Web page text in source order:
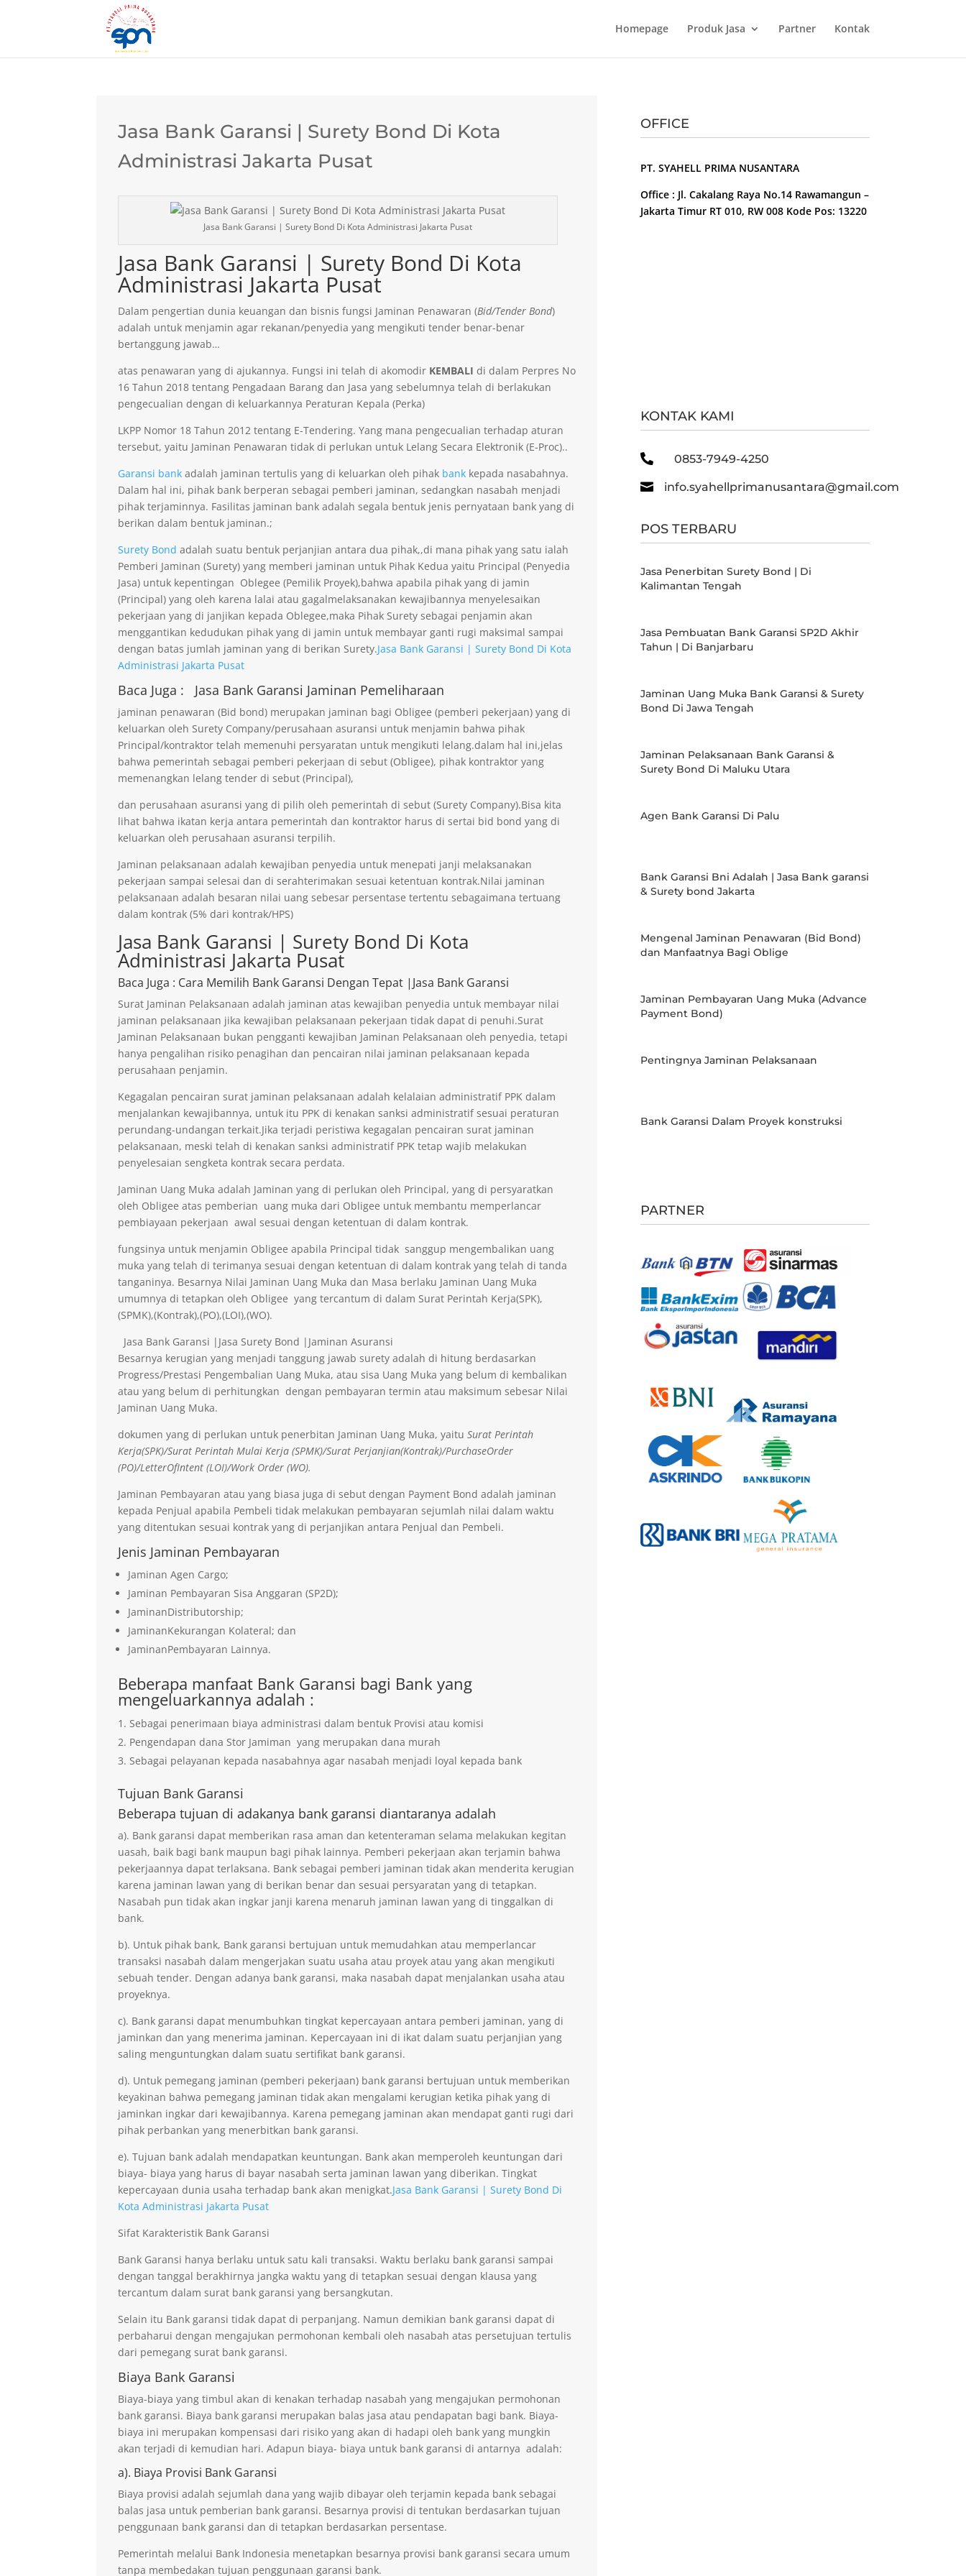
Homepage Produk Jasa Partner Kontak
Jasa Bank Garansi | Surety Bond Di Kota
Administrasi Jakarta Pusat
Jasa Bank Garansi | Surety Bond Di Kota Administrasi Jakarta Pusat
Jasa Bank Garansi | Surety Bond Di Kota
Administrasi Jakarta Pusat
Dalam pengertian dunia keuangan dan bisnis fungsi Jaminan Penawaran (Bid/Tender Bond)
adalah untuk menjamin agar rekanan/penyedia yang mengikuti tender benar-benar
bertanggung jawab…
atas penawaran yang di ajukannya. Fungsi ini telah di akomodir KEMBALI di dalam Perpres No
16 Tahun 2018 tentang Pengadaan Barang dan Jasa yang sebelumnya telah di berlakukan
pengecualian dengan di keluarkannya Peraturan Kepala (Perka)
LKPP Nomor 18 Tahun 2012 tentang E-Tendering. Yang mana pengecualian terhadap aturan
tersebut, yaitu Jaminan Penawaran tidak di perlukan untuk Lelang Secara Elektronik (E-Proc)..
Garansi bank adalah jaminan tertulis yang di keluarkan oleh pihak bank kepada nasabahnya.
Dalam hal ini, pihak bank berperan sebagai pemberi jaminan, sedangkan nasabah menjadi
pihak terjaminnya. Fasilitas jaminan bank adalah segala bentuk jenis pernyataan bank yang di
berikan dalam bentuk jaminan.;
Surety Bond adalah suatu bentuk perjanjian antara dua pihak,,di mana pihak yang satu ialah
Pemberi Jaminan (Surety) yang memberi jaminan untuk Pihak Kedua yaitu Principal (Penyedia
Jasa) untuk kepentingan Oblegee (Pemilik Proyek),bahwa apabila pihak yang di jamin
(Principal) yang oleh karena lalai atau gagalmelaksanakan kewajibannya menyelesaikan
pekerjaan yang di janjikan kepada Oblegee,maka Pihak Surety sebagai penjamin akan
menggantikan kedudukan pihak yang di jamin untuk membayar ganti rugi maksimal sampai
dengan batas jumlah jaminan yang di berikan Surety.Jasa Bank Garansi | Surety Bond Di Kota
Administrasi Jakarta Pusat
Baca Juga : Jasa Bank Garansi Jaminan Pemeliharaan
jaminan penawaran (Bid bond) merupakan jaminan bagi Obligee (pemberi pekerjaan) yang di
keluarkan oleh Surety Company/perusahaan asuransi untuk menjamin bahwa pihak
Principal/kontraktor telah memenuhi persyaratan untuk mengikuti lelang.dalam hal ini,jelas
bahwa pemerintah sebagai pemberi pekerjaan di sebut (Obligee), pihak kontraktor yang
memenangkan lelang tender di sebut (Principal),
dan perusahaan asuransi yang di pilih oleh pemerintah di sebut (Surety Company).Bisa kita
lihat bahwa ikatan kerja antara pemerintah dan kontraktor harus di sertai bid bond yang di
keluarkan oleh perusahaan asuransi terpilih.
Jaminan pelaksanaan adalah kewajiban penyedia untuk menepati janji melaksanakan
pekerjaan sampai selesai dan di serahterimakan sesuai ketentuan kontrak.Nilai jaminan
pelaksanaan adalah besaran nilai uang sebesar persentase tertentu sebagaimana tertuang
dalam kontrak (5% dari kontrak/HPS)
Jasa Bank Garansi | Surety Bond Di Kota
Administrasi Jakarta Pusat
Baca Juga : Cara Memilih Bank Garansi Dengan Tepat |Jasa Bank Garansi
Surat Jaminan Pelaksanaan adalah jaminan atas kewajiban penyedia untuk membayar nilai
jaminan pelaksanaan jika kewajiban pelaksanaan pekerjaan tidak dapat di penuhi.Surat
Jaminan Pelaksanaan bukan pengganti kewajiban Jaminan Pelaksanaan oleh penyedia, tetapi
hanya pengalihan risiko penagihan dan pencairan nilai jaminan pelaksanaan kepada
perusahaan penjamin.
Kegagalan pencairan surat jaminan pelaksanaan adalah kelalaian administratif PPK dalam
menjalankan kewajibannya, untuk itu PPK di kenakan sanksi administratif sesuai peraturan
perundang-undangan terkait.Jika terjadi peristiwa kegagalan pencairan surat jaminan
pelaksanaan, meski telah di kenakan sanksi administratif PPK tetap wajib melakukan
penyelesaian sengketa kontrak secara perdata.
Jaminan Uang Muka adalah Jaminan yang di perlukan oleh Principal, yang di persyaratkan
oleh Obligee atas pemberian uang muka dari Obligee untuk membantu memperlancar
pembiayaan pekerjaan awal sesuai dengan ketentuan di dalam kontrak.
fungsinya untuk menjamin Obligee apabila Principal tidak sanggup mengembalikan uang
muka yang telah di terimanya sesuai dengan ketentuan di dalam kontrak yang telah di tanda
tanganinya. Besarnya Nilai Jaminan Uang Muka dan Masa berlaku Jaminan Uang Muka
umumnya di tetapkan oleh Obligee yang tercantum di dalam Surat Perintah Kerja(SPK),
(SPMK),(Kontrak),(PO),(LOI),(WO).
Jasa Bank Garansi |Jasa Surety Bond |Jaminan Asuransi
Besarnya kerugian yang menjadi tanggung jawab surety adalah di hitung berdasarkan
Progress/Prestasi Pengembalian Uang Muka, atau sisa Uang Muka yang belum di kembalikan
atau yang belum di perhitungkan dengan pembayaran termin atau maksimum sebesar Nilai
Jaminan Uang Muka.
dokumen yang di perlukan untuk penerbitan Jaminan Uang Muka, yaituSurat Perintah
Kerja(SPK)/Surat Perintah Mulai Kerja (SPMK)/Surat Perjanjian(Kontrak)/PurchaseOrder
(PO)/LetterOfIntent (LOI)/Work Order (WO).
Jaminan Pembayaran atau yang biasa juga di sebut dengan Payment Bond adalah jaminan
kepada Penjual apabila Pembeli tidak melakukan pembayaran sejumlah nilai dalam waktu
yang ditentukan sesuai kontrak yang di perjanjikan antara Penjual dan Pembeli.
Jenis Jaminan Pembayaran
Jaminan Agen Cargo;
Jaminan Pembayaran Sisa Anggaran (SP2D);
JaminanDistributorship;
JaminanKekurangan Kolateral; dan
JaminanPembayaran Lainnya.
Beberapa manfaat Bank Garansi bagi Bank yang
mengeluarkannya adalah :
Sebagai penerimaan biaya administrasi dalam bentuk Provisi atau komisi
Pengendapan dana Stor Jamiman yang merupakan dana murah
Sebagai pelayanan kepada nasabahnya agar nasabah menjadi loyal kepada bank
Tujuan Bank Garansi
Beberapa tujuan di adakanya bank garansi diantaranya adalah
a). Bank garansi dapat memberikan rasa aman dan ketenteraman selama melakukan kegitan
uasah, baik bagi bank maupun bagi pihak lainnya. Pemberi pekerjaan akan terjamin bahwa
pekerjaannya dapat terlaksana. Bank sebagai pemberi jaminan tidak akan menderita kerugian
karena jaminan lawan yang di berikan benar dan sesuai persyaratan yang di tetapkan.
Nasabah pun tidak akan ingkar janji karena menaruh jaminan lawan yang di tinggalkan di
bank.
b). Untuk pihak bank, Bank garansi bertujuan untuk memudahkan atau memperlancar
transaksi nasabah dalam mengerjakan suatu usaha atau proyek atau yang akan mengikuti
sebuah tender. Dengan adanya bank garansi, maka nasabah dapat menjalankan usaha atau
proyeknya.
c). Bank garansi dapat menumbuhkan tingkat kepercayaan antara pemberi jaminan, yang di
jaminkan dan yang menerima jaminan. Kepercayaan ini di ikat dalam suatu perjanjian yang
saling menguntungkan dalam suatu sertifikat bank garansi.
d). Untuk pemegang jaminan (pemberi pekerjaan) bank garansi bertujuan untuk memberikan
keyakinan bahwa pemegang jaminan tidak akan mengalami kerugian ketika pihak yang di
jaminkan ingkar dari kewajibannya. Karena pemegang jaminan akan mendapat ganti rugi dari
pihak perbankan yang menerbitkan bank garansi.
e). Tujuan bank adalah mendapatkan keuntungan. Bank akan memperoleh keuntungan dari
biaya- biaya yang harus di bayar nasabah serta jaminan lawan yang diberikan. Tingkat
kepercayaan dunia usaha terhadap bank akan menigkat.Jasa Bank Garansi | Surety Bond Di
Kota Administrasi Jakarta Pusat
Sifat Karakteristik Bank Garansi
Bank Garansi hanya berlaku untuk satu kali transaksi. Waktu berlaku bank garansi sampai
dengan tanggal berakhirnya jangka waktu yang di tetapkan sesuai dengan klausa yang
tercantum dalam surat bank garansi yang bersangkutan.
Selain itu Bank garansi tidak dapat di perpanjang. Namun demikian bank garansi dapat di
perbaharui dengan mengajukan permohonan kembali oleh nasabah atas persetujuan tertulis
dari pemegang surat bank garansi.
Biaya Bank Garansi
Biaya-biaya yang timbul akan di kenakan terhadap nasabah yang mengajukan permohonan
bank garansi. Biaya bank garansi merupakan balas jasa atau pendapatan bagi bank. Biaya-
biaya ini merupakan kompensasi dari risiko yang akan di hadapi oleh bank yang mungkin
akan terjadi di kemudian hari. Adapun biaya- biaya untuk bank garansi di antarnya adalah:
a). Biaya Provisi Bank Garansi
Biaya provisi adalah sejumlah dana yang wajib dibayar oleh terjamin kepada bank sebagai
balas jasa untuk pemberian bank garansi. Besarnya provisi di tentukan berdasarkan tujuan
penggunaan bank garansi dan di tetapkan berdasarkan persentase.
Pemerintah melalui Bank Indonesia menetapkan besarnya provisi bank garansi secara umum
tanpa membedakan tujuan penggunaan garansi bank.
OFFICE
PT. SYAHELL PRIMA NUSANTARA
Office : Jl. Cakalang Raya No.14 Rawamangun –
Jakarta Timur RT 010, RW 008 Kode Pos: 13220
KONTAK KAMI
 0853-7949-4250
 info.syahellprimanusantara@gmail.com
POS TERBARU
Jasa Penerbitan Surety Bond | Di
Kalimantan Tengah
Jasa Pembuatan Bank Garansi SP2D Akhir
Tahun | Di Banjarbaru
Jaminan Uang Muka Bank Garansi & Surety
Bond Di Jawa Tengah
Jaminan Pelaksanaan Bank Garansi &
Surety Bond Di Maluku Utara
Agen Bank Garansi Di Palu
Bank Garansi Bni Adalah | Jasa Bank garansi
& Surety bond Jakarta
Mengenal Jaminan Penawaran (Bid Bond)
dan Manfaatnya Bagi Oblige
Jaminan Pembayaran Uang Muka (Advance
Payment Bond)
Pentingnya Jaminan Pelaksanaan
Bank Garansi Dalam Proyek konstruksi
PARTNER